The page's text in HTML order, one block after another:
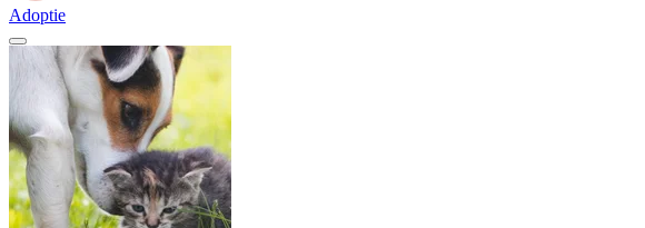
Adoptie